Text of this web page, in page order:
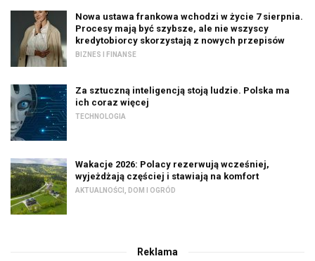
Nowa ustawa frankowa wchodzi w życie 7 sierpnia.
Procesy mają być szybsze, ale nie wszyscy
kredytobiorcy skorzystają z nowych przepisów
BIZNES I FINANSE
Za sztuczną inteligencją stoją ludzie. Polska ma
ich coraz więcej
TECHNOLOGIA
Wakacje 2026: Polacy rezerwują wcześniej,
wyjeżdżają częściej i stawiają na komfort
AKTUALNOŚCI DOM I OGRÓD
Reklama